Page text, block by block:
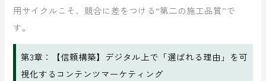
用サイクルこそ、競合に差をつける“第二の施工品質”で
す。
第3章：【信頼構築】デジタル上で「選ばれる理由」を可
視化するコンテンツマーケティング